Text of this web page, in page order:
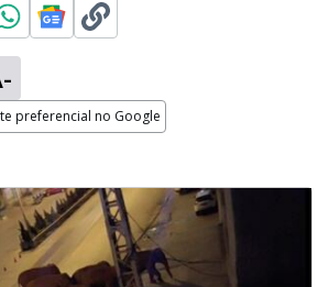
preferencial no Google